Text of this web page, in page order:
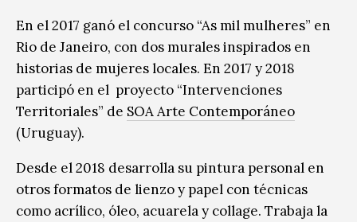
En el 2017 ganó el concurso “As mil mulheres” en
Rio de Janeiro, con dos murales inspirados en
historias de mujeres locales. En 2017 y 2018
participó en el proyecto “Intervenciones
Territoriales” de SOA Arte Contemporáneo
(Uruguay).
Desde el 2018 desarrolla su pintura personal en
otros formatos de lienzo y papel con técnicas
como acrílico, óleo, acuarela y collage. Trabaja la